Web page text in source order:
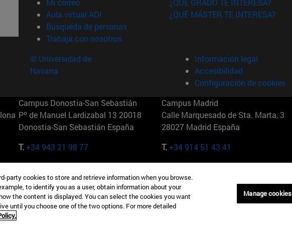
Mi correo
Aula virtual ADI (abre en nueva ventana)
Búsqueda de personas(abre en nueva ventana)
Trabaja con nosotros(abre en nueva ventana)
¿QUÉ GRADO TE INTERESA?
¿QUÉ MÁSTER TE INTERESA?
© Universidad de
Navarra
Información legal
Accesibilidad
Configuración de cookies
Campus Donostia-San Sebastián
Pº de Manuel Lardizabal 13 20018
Donostia-San Sebastián España
T.+34 943 21 98 77
Campus Madrid
Calle Marquesado de Sta. Marta, 3
28027 Madrid España
T.+34 914 51 43 41
165 W 57th St 10019-2201 Nueva York
EE.UU
T.+1 646 346 8850
Maria-Theresia-Straße 15 81675
Múnich Alemania
T.+49 89 24209790
party cookies to store and retrieve information when you browse.
to identify you as a user, obtain information about your
the content is displayed. You can select the cookies you want
until you choose one of the two options. For more detailed
Manage cookies